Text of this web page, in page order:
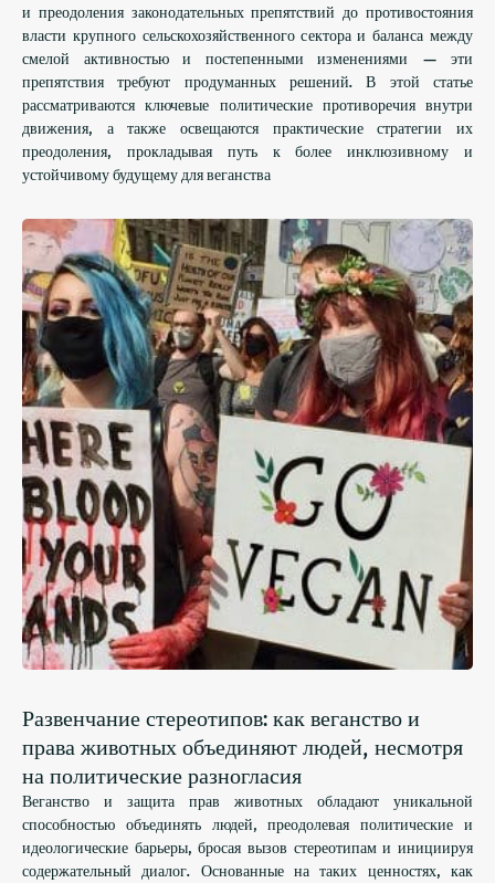
и преодоления законодательных препятствий до противостояния
власти крупного сельскохозяйственного сектора и баланса между
смелой активностью и постепенными изменениями — эти
препятствия требуют продуманных решений. В этой статье
рассматриваются ключевые политические противоречия внутри
движения, а также освещаются практические стратегии их
преодоления, прокладывая путь к более инклюзивному и
устойчивому будущему для веганства
Развенчание стереотипов: как веганство и
права животных объединяют людей, несмотря
на политические разногласия
Веганство и защита прав животных обладают уникальной
способностью объединять людей, преодолевая политические и
идеологические барьеры, бросая вызов стереотипам и инициируя
содержательный диалог. Основанные на таких ценностях, как